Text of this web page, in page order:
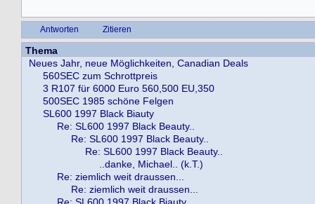
Antworten Zitieren
Thema
Neues Jahr, neue Möglichkeiten, Canadian Deals
560SEC zum Schrottpreis
3 R107 für 6000 Euro 560,500 EU,350
500SEC 1985 schöne Felgen
SL600 1997 Black Biauty
Re: SL600 1997 Black Beauty..
Re: SL600 1997 Black Beauty..
Re: SL600 1997 Black Beauty..
..danke, Michael.. (k.T.)
Re: ziemlich weit draussen...
Re: ziemlich weit draussen...